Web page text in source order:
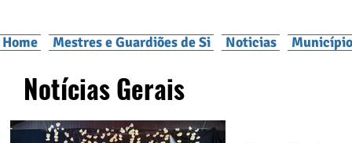
Home Mestres e Guardiões de Si Noticias
Notícias Gerais